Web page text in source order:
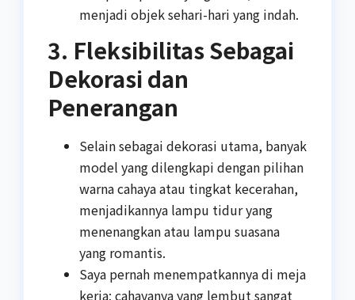
menjadi objek sehari-hari yang indah.
3. Fleksibilitas Sebagai
Dekorasi dan
Penerangan
Selain sebagai dekorasi utama, banyak
model yang dilengkapi dengan pilihan
warna cahaya atau tingkat kecerahan,
menjadikannya lampu tidur yang
menenangkan atau lampu suasana
yang romantis.
Saya pernah menempatkannya di meja
kerja; cahayanya yang lembut sangat